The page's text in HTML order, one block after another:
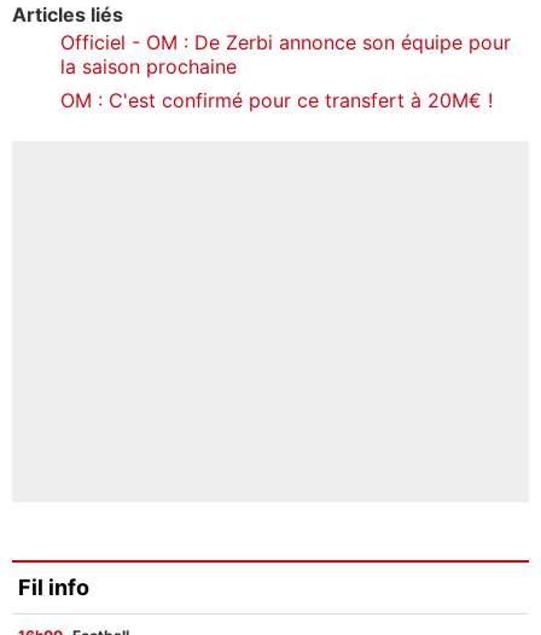
Articles liés
Officiel - OM : De Zerbi annonce son équipe pour
la saison prochaine
OM : C'est confirmé pour ce transfert à 20M€ !
Fil info